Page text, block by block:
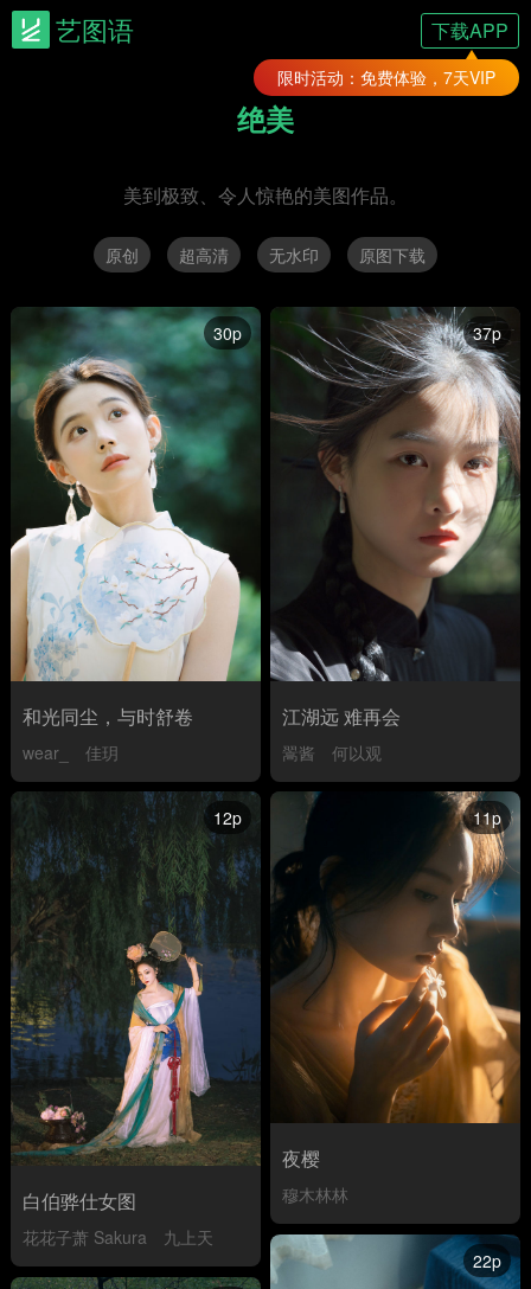
艺图语 下载APP
限时活动：免费体验，7天VIP
绝美
美到极致、令人惊艳的美图作品。
原创 超高清 无水印 原图下载
30p
和光同尘，与时舒卷
wear_ 佳玥
37p
江湖远 难再会
翯酱 何以观
12p
白伯骅仕女图
花花子萧 Sakura 九上天
11p
夜樱
穆木林林
22p